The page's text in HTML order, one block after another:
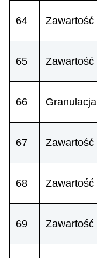
64
65
66 Granulacja
67 Zawartość
68
69